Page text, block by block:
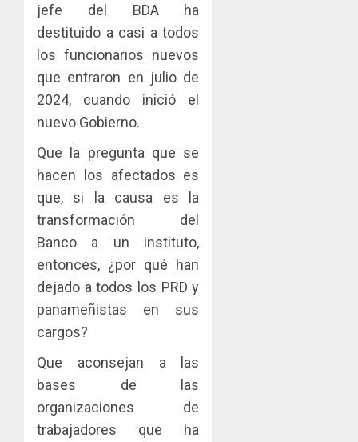
jefe del BDA ha
destituido a casi a todos
los funcionarios nuevos
que entraron en julio de
2024, cuando inició el
nuevo Gobierno.
Que la pregunta que se
hacen los afectados es
que, si la causa es la
transformación del
Banco a un instituto,
entonces, ¿por qué han
dejado a todos los PRD y
panameñistas en sus
cargos?
Que aconsejan a las
bases de las
organizaciones de
trabajadores que ha